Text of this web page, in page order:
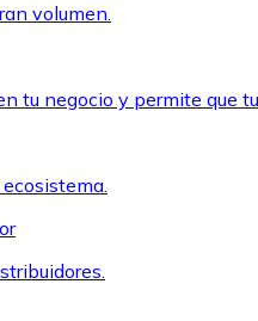
volumen.
tu negocio y permite que